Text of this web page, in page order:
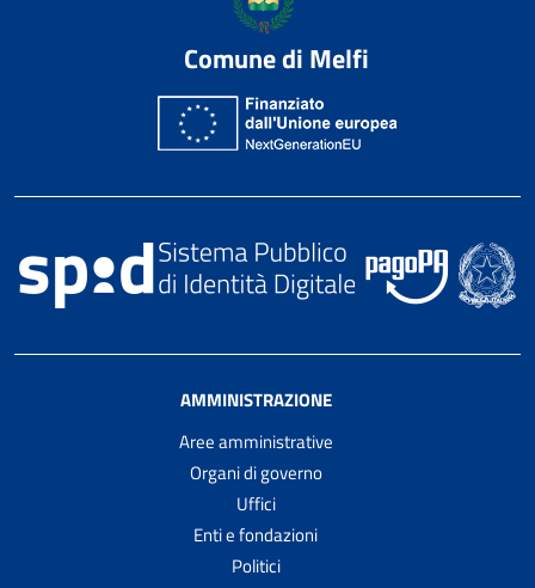
Comune di Melfi
AMMINISTRAZIONE
Aree amministrative
Organi di governo
Uffici
Enti e fondazioni
Politici